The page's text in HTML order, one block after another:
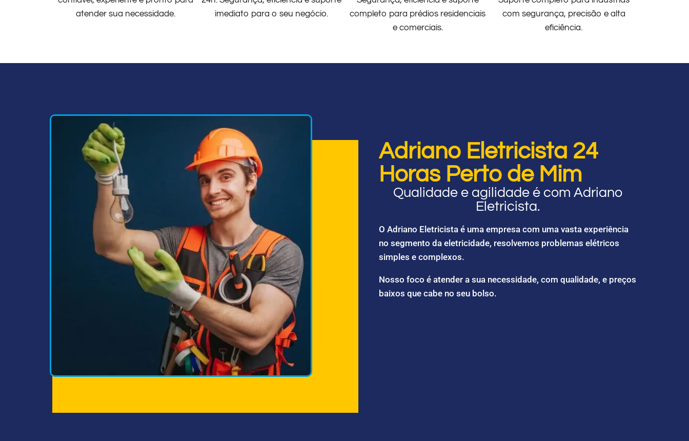
atender sua necessidade.
imediato para o seu negócio.
completo para prédios residenciais
e comerciais.
com segurança, precisão e alta
eficiência.
Adriano Eletricista 24
Horas Perto de Mim
Qualidade e agilidade é com Adriano
Eletricista.
O Adriano Eletricista é uma empresa com uma vasta experiência
no segmento da eletricidade, resolvemos problemas elétricos
simples e complexos.
Nosso foco é atender a sua necessidade, com qualidade, e preços
baixos que cabe no seu bolso.